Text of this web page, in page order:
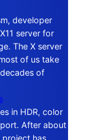
developer
server for
The X server
of us take
of
in HDR, color
After about
project has